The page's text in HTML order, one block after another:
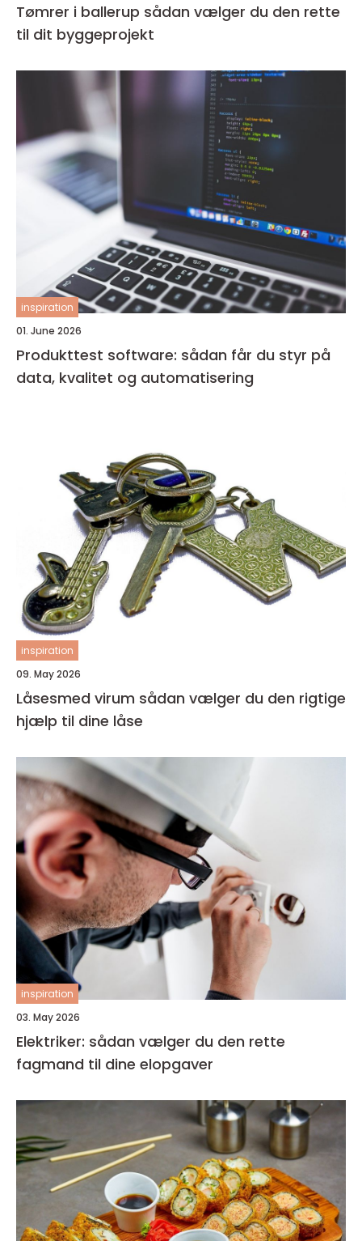
Tømrer i ballerup sådan vælger du den rette
til dit byggeprojekt
inspiration
01. June 2026
Produkttest software: sådan får du styr på
data, kvalitet og automatisering
inspiration
09. May 2026
Låsesmed virum sådan vælger du den rigtige
hjælp til dine låse
inspiration
03. May 2026
Elektriker: sådan vælger du den rette
fagmand til dine elopgaver